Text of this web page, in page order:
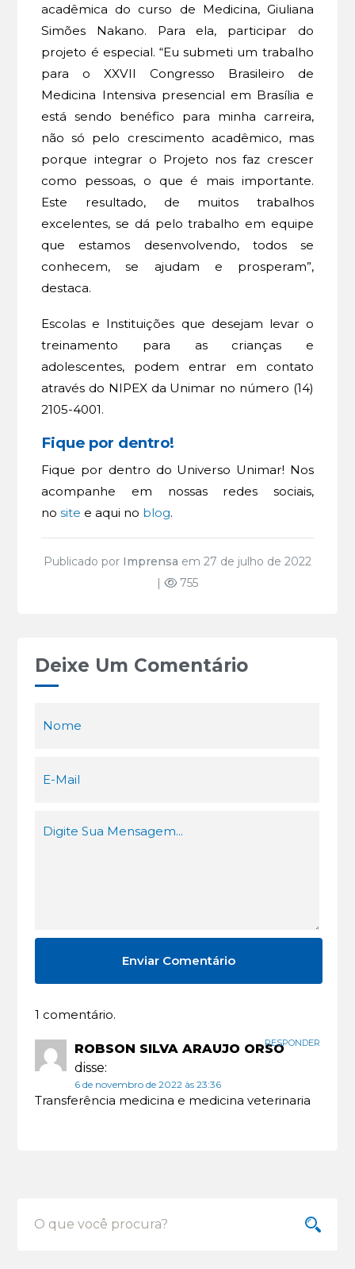
acadêmica do curso de Medicina, Giuliana
Simões Nakano. Para ela, participar do
projeto é especial. “Eu submeti um trabalho
para o XXVII Congresso Brasileiro de
Medicina Intensiva presencial em Brasília e
está sendo benéfico para minha carreira,
não só pelo crescimento acadêmico, mas
porque integrar o Projeto nos faz crescer
como pessoas, o que é mais importante.
Este resultado, de muitos trabalhos
excelentes, se dá pelo trabalho em equipe
que estamos desenvolvendo, todos se
conhecem, se ajudam e prosperam”,
destaca.
Escolas e Instituições que desejam levar o
treinamento para as crianças e
adolescentes, podem entrar em contato
através do NIPEX da Unimar no número (14)
2105-4001.
Fique por dentro!
Fique por dentro do Universo Unimar! Nos
acompanhe em nossas redes sociais,
nosite e aqui no blog.
Publicado por Imprensa em 27 de julho de 2022
|
755
Deixe Um Comentário
1 comentário.
ROBSON SILVA ARAUJO ORSO
disse:
6 de novembro de 2022 às 23:36
Transferência medicina e medicina veterinaria
RESPONDER